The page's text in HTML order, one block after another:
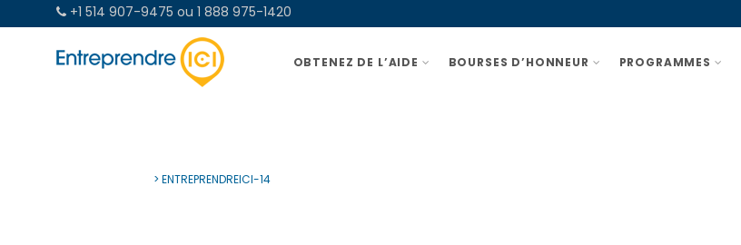
+1 514 907-9475 ou 1 888 975-1420
OBTENEZ DE L’AIDE BOURSES D’HONNEUR PROGRAMMES
> ENTREPRENDREICI-14